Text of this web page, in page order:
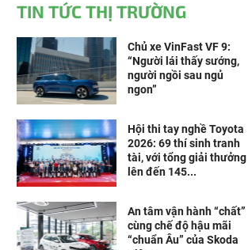
TIN TỨC THỊ TRƯỜNG
Chủ xe VinFast VF 9:
“Người lái thấy sướng,
người ngồi sau ngủ
ngon”
Hội thi tay nghề Toyota
2026: 69 thí sinh tranh
tài, với tổng giải thưởng
lên đến 145...
An tâm vận hành “chất”
cùng chế độ hậu mãi
“chuẩn Âu” của Skoda